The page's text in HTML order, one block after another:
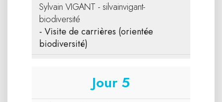
Sylvain VIGANT - silvainvigant-
biodiversité
- Visite de carrières (orientée
biodiversité)
Jour 5